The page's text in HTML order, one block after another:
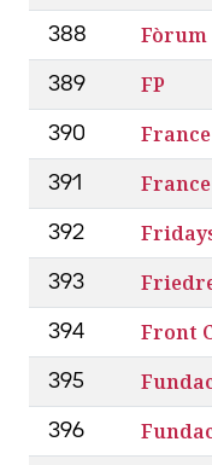
388 Fòrum
389 FP
390
391
392
393
394 Front
395
396